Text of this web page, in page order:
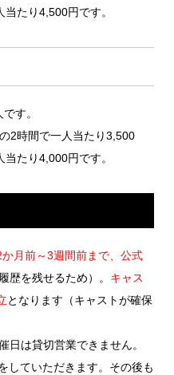
たり4,500円です。
す。
2時間で一人当たり3,500
たり4,000円です。
か月前～3週間前まで、公式
歴を残せるため）。 キャス
となります（キャストが確保
日は貸切営業できません。
していただきます。その後も